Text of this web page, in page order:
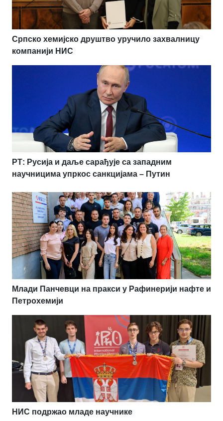
Српско хемијско друштво уручило захвалницу
компанији НИС
РТ: Русија и даље сарађује са западним
научницима упркос санкцијама – Путин
Млади Панчевци на пракси у Рафинерији нафте и
Петрохемији
НИС подржао младе научнике